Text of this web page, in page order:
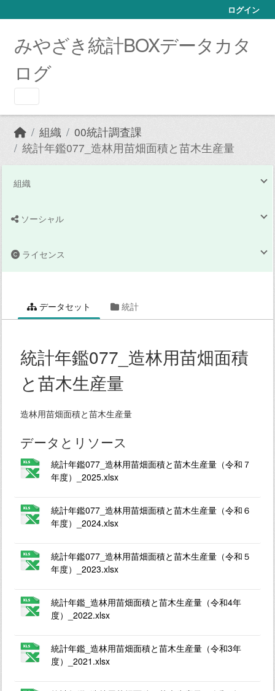
ログイン
みやざき統計BOXデータカタ
ログ
組織
00統計調査課
統計年鑑077_造林用苗畑面積と苗木生産量
組織
ソーシャル
ライセンス
データセット 統計
統計年鑑077_造林用苗畑面積
と苗木生産量
造林用苗畑面積と苗木生産量
データとリソース
統計年鑑077_造林用苗畑面積と苗木生産量（令和７
年度）_2025.xlsx
統計年鑑077_造林用苗畑面積と苗木生産量（令和６
年度）_2024.xlsx
統計年鑑077_造林用苗畑面積と苗木生産量（令和５
年度）_2023.xlsx
統計年鑑_造林用苗畑面積と苗木生産量（令和4年
度）_2022.xlsx
統計年鑑_造林用苗畑面積と苗木生産量（令和3年
度）_2021.xlsx